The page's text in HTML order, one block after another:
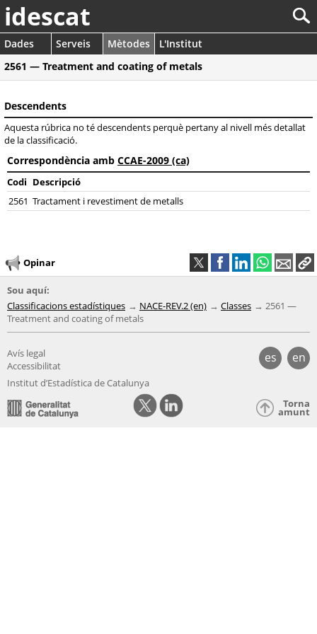
idescat
Dades Serveis Mètodes
L'Institut
2561 — Treatment and coating of metals
Descendents
Aquesta rúbrica no té descendents perquè pertany al nivell més detallat
de la classificació.
Correspondència amb CCAE-2009 (ca)
Codi Descripció
2561 Tractament i revestiment de metalls
Opinar
Sou aquí:
Classificacions estadístiques
NACE-REV.2 (en) Classes
2561 —
Treatment and coating of metals
es en
Avís legal
Accessibilitat
Institut d’Estadística de Catalunya
Torna
amunt